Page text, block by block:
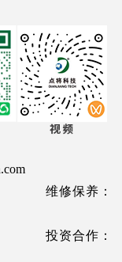
维修保养：
投资合作：